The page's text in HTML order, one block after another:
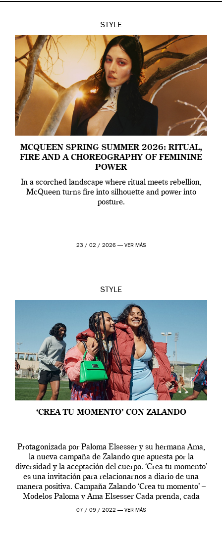
STYLE
MCQUEEN SPRING SUMMER 2026: RITUAL,
FIRE AND A CHOREOGRAPHY OF FEMININE
POWER
In a scorched landscape where ritual meets rebellion,
McQueen turns fire into silhouette and power into
posture.
23 / 02 / 2026 — VER MÁS
STYLE
‘CREA TU MOMENTO’ CON ZALANDO
Protagonizada por Paloma Elsesser y su hermana Ama,
la nueva campaña de Zalando que apuesta por la
diversidad y la aceptación del cuerpo. ‘Crea tu momento’
es una invitación para relacionarnos a diario de una
manera positiva. Campaña Zalando ‘Crea tu momento’ –
Modelos Paloma y Ama Elsesser Cada prenda, cada
outfit, cada momento, caracteriza […]
07 / 09 / 2022 — VER MÁS